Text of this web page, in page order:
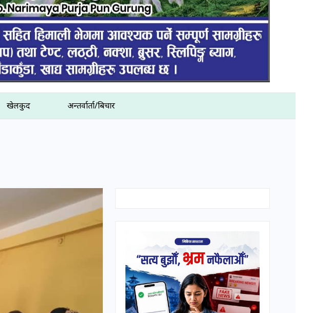
खेलकुद अन्तर्वार्ता/बिचार